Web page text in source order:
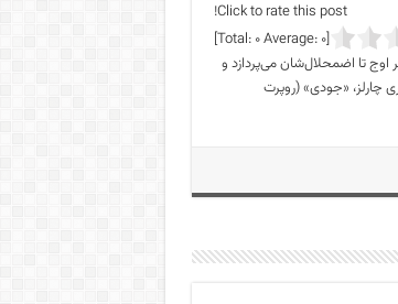
Click to rate this post!
[Total:
0Average: 0
]
اوج تا اضمحلال‌شان می‌پردازد و
را به تصویر می‌کشد، همچون «ری» (تیلور هکفورد-۲۰۰۴) درباره ری چارلز، «جودی» (روپرت